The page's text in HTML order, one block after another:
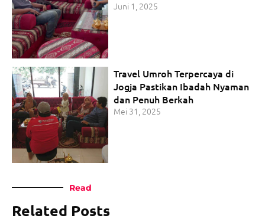
Juni 1, 2025
Travel Umroh Terpercaya di
Jogja Pastikan Ibadah Nyaman
dan Penuh Berkah
Mei 31, 2025
Read
Related Posts